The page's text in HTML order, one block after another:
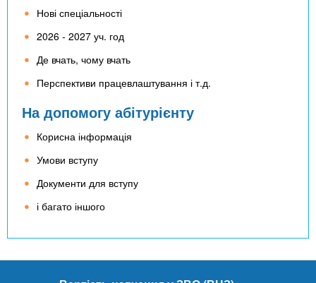
Нові спеціальності
2026 - 2027 уч. год
Де вчать, чому вчать
Перспективи працевлаштування і т.д.
На допомогу абітурієнту
Корисна інформація
Умови вступу
Документи для вступу
і багато іншого